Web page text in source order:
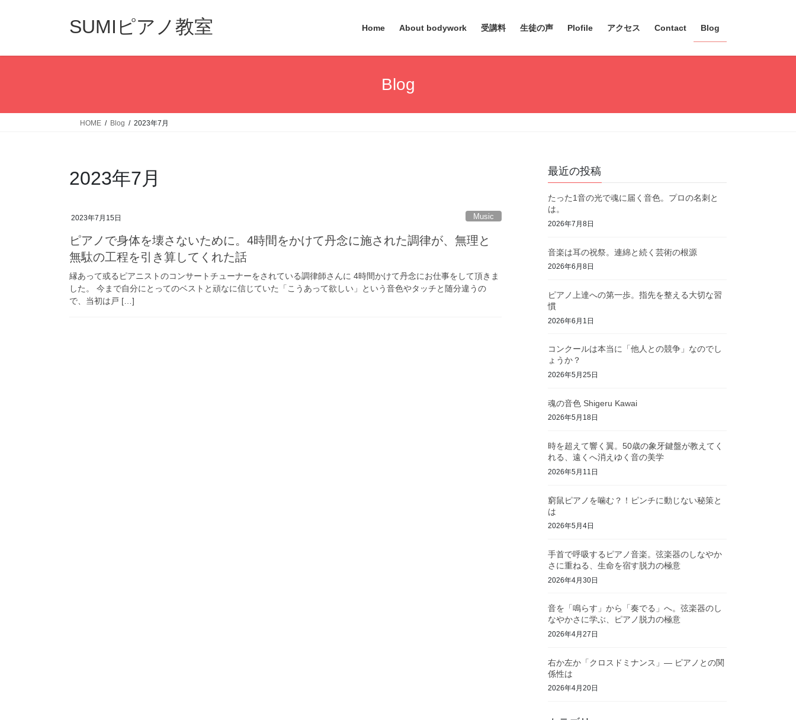
SUMIピアノ教室 Home About bodywork 受講料 生徒の声 Plofile アクセス Contact Blog
Blog
HOME Blog 2023年7月
2023年7月
2023年7月15日 Music
ピアノで身体を壊さないために。4時間をかけて丹念に施された調律が、無理と
無駄の工程を引き算してくれた話
縁あって或るピアニストのコンサートチューナーをされている調律師さんに 4時間かけて丹念にお仕事をして頂きま
した。 今まで自分にとってのベストと頑なに信じていた「こうあって欲しい」という音色やタッチと随分違うの
で、当初は戸 […]
最近の投稿
たった1音の光で魂に届く音色。プロの名刺と
は。
2026年7月8日
音楽は耳の祝祭。連綿と続く芸術の根源
2026年6月8日
ピアノ上達への第一歩。指先を整える大切な習
慣
2026年6月1日
コンクールは本当に「他人との競争」なのでし
ょうか？
2026年5月25日
魂の音色 Shigeru Kawai
2026年5月18日
時を超えて響く翼。50歳の象牙鍵盤が教えてく
れる、遠くへ消えゆく音の美学
2026年5月11日
窮鼠ピアノを噛む？！ピンチに動じない秘策と
は
2026年5月4日
手首で呼吸するピアノ音楽。弦楽器のしなやか
さに重ねる、生命を宿す脱力の極意
2026年4月30日
音を「鳴らす」から「奏でる」へ。弦楽器のし
なやかさに学ぶ、ピアノ脱力の極意
2026年4月27日
右か左か「クロスドミナンス」— ピアノとの関
係性は
2026年4月20日